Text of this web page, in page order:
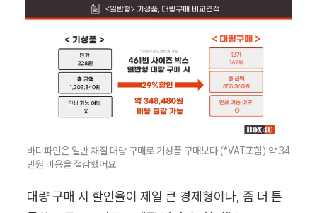
바디파인은 일반 재질 대량 구매로 기성품 구매보다 (*VAT포함) 약 34
만원 비용을 절감했어요.
대량 구매 시 할인율이 제일 큰 경제형이나, 좀 더 튼